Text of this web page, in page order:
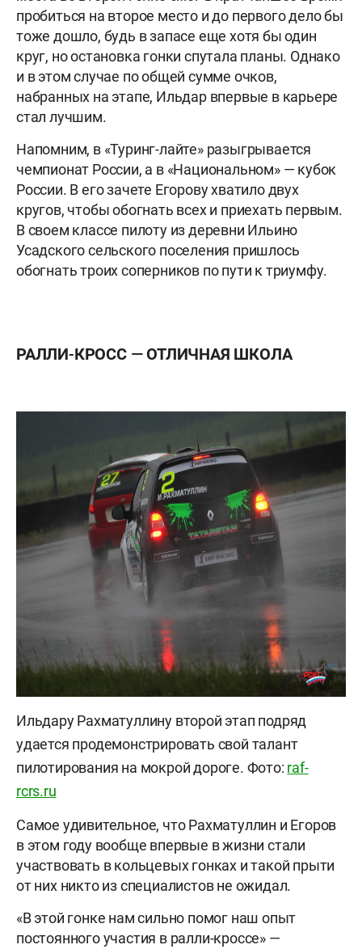
пробиться на второе место и до первого дело бы
тоже дошло, будь в запасе еще хотя бы один
круг, но остановка гонки спутала планы. Однако
и в этом случае по общей сумме очков,
набранных на этапе, Ильдар впервые в карьере
стал лучшим.
Напомним, в «Туринг-лайте» разыгрывается
чемпионат России, а в «Национальном» — кубок
России. В его зачете Егорову хватило двух
кругов, чтобы обогнать всех и приехать первым.
В своем классе пилоту из деревни Ильино
Усадского сельского поселения пришлось
обогнать троих соперников по пути к триумфу.
РАЛЛИ-КРОСС — ОТЛИЧНАЯ ШКОЛА
Ильдару Рахматуллину второй этап подряд
удается продемонстрировать свой талант
пилотирования на мокрой дороге. Фото: raf-
rcrs.ru
Самое удивительное, что Рахматуллин и Егоров
в этом году вообще впервые в жизни стали
участвовать в кольцевых гонках и такой прыти
от них никто из специалистов не ожидал.
«В этой гонке нам сильно помог наш опыт
постоянного участия в ралли-кроссе» —